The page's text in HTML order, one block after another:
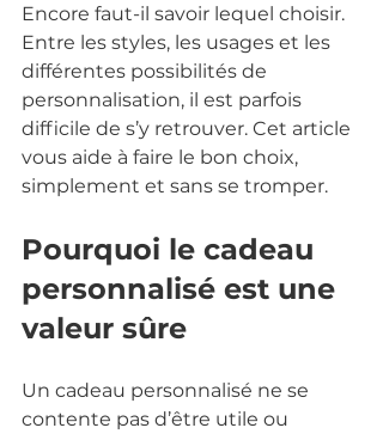
Encore faut-il savoir lequel choisir.
Entre les styles, les usages et les
différentes possibilités de
personnalisation, il est parfois
difficile de s’y retrouver. Cet article
vous aide à faire le bon choix,
simplement et sans se tromper.
Pourquoi le cadeau
personnalisé est une
valeur sûre
Un cadeau personnalisé ne se
contente pas d’être utile ou